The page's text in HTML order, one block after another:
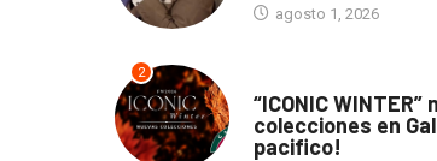
agosto 1, 2026
2
“ICONIC WINTER”
colecciones en
pacifico!